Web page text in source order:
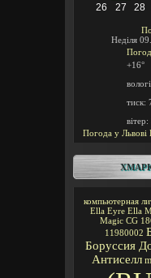
26
27 28
Неділя
+16°
тиск:
вітер:
Погода у Львові
компьютерная
Ella Eyre Ella
Magic CG
11980002
Боруссия
Антиселл